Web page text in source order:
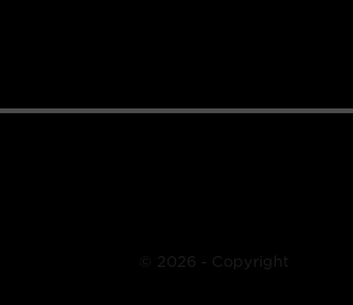
© 2026 - Copyright